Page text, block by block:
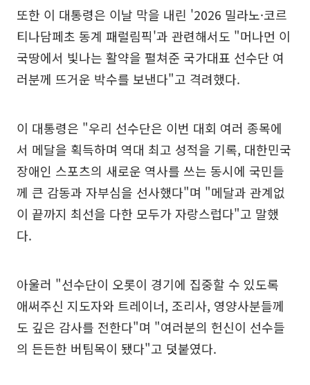
또한 이 대통령은 이날 막을 내린 '2026 밀라노·코르
티나담페초 동계 패럴림픽'과 관련해서도 "머나먼 이
국땅에서 빛나는 활약을 펼쳐준 국가대표 선수단 여
러분께 뜨거운 박수를 보낸다"고 격려했다.
이 대통령은 "우리 선수단은 이번 대회 여러 종목에
서 메달을 획득하며 역대 최고 성적을 기록, 대한민국
장애인 스포츠의 새로운 역사를 쓰는 동시에 국민들
께 큰 감동과 자부심을 선사했다"며 "메달과 관계없
이 끝까지 최선을 다한 모두가 자랑스럽다"고 말했
다.
아울러 "선수단이 오롯이 경기에 집중할 수 있도록
애써주신 지도자와 트레이너, 조리사, 영양사분들께
도 깊은 감사를 전한다"며 "여러분의 헌신이 선수들
의 든든한 버팀목이 됐다"고 덧붙였다.